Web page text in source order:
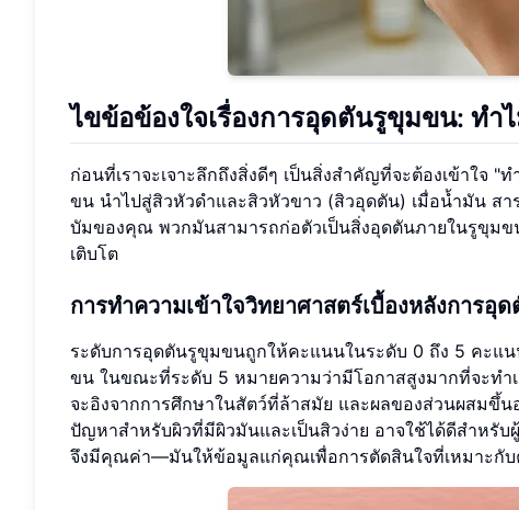
ไขข้อข้องใจเรื่องการอุดตันรูขุมขน: ท
ก่อนที่เราจะเจาะลึกถึงสิ่งดีๆ เป็นสิ่งสำคัญที่จะต้องเข้าใจ
ขน นำไปสู่สิวหัวดำและสิวหัวขาว (สิวอุดตัน) เมื่อน้ำมัน ส
บัมของคุณ พวกมันสามารถก่อตัวเป็นสิ่งอุดตันภายในรูขุม
เติบโต
การทำความเข้าใจวิทยาศาสตร์เบื้องหลังการอุ
ระดับการอุดตันรูขุมขนถูกให้คะแนนในระดับ 0 ถึง 5 คะ
ขน ในขณะที่ระดับ 5 หมายความว่ามีโอกาสสูงมากที่จะท
จะอิงจากการศึกษาในสัตว์ที่ล้าสมัย และผลของส่วนผสมขึ้
ปัญหาสำหรับผิวที่มีผิวมันและเป็นสิวง่าย อาจใช้ได้ดีสำหรั
จึงมีคุณค่า—มันให้ข้อมูลแก่คุณเพื่อการตัดสินใจที่เหมาะกั